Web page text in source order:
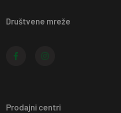
Društvene mreže
Prodajni centri